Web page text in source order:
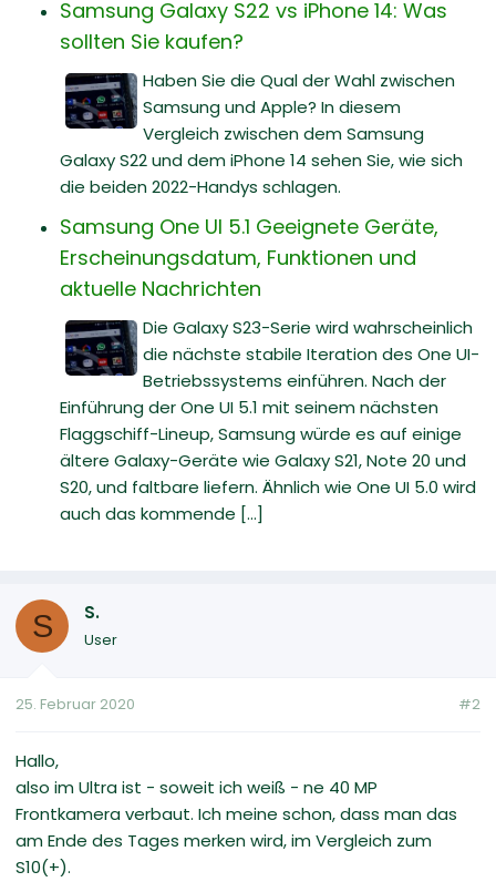
Samsung Galaxy S22 vs iPhone 14: Was
sollten Sie kaufen?
Haben Sie die Qual der Wahl zwischen
Samsung und Apple? In diesem
Vergleich zwischen dem Samsung
Galaxy S22 und dem iPhone 14 sehen Sie, wie sich
die beiden 2022-Handys schlagen.
Samsung One UI 5.1 Geeignete Geräte,
Erscheinungsdatum, Funktionen und
aktuelle Nachrichten
Die Galaxy S23-Serie wird wahrscheinlich
die nächste stabile Iteration des One UI-
Betriebssystems einführen. Nach der
Einführung der One UI 5.1 mit seinem nächsten
Flaggschiff-Lineup, Samsung würde es auf einige
ältere Galaxy-Geräte wie Galaxy S21, Note 20 und
S20, und faltbare liefern. Ähnlich wie One UI 5.0 wird
auch das kommende [...]
S S.
User
25. Februar 2020 #2
Hallo,
also im Ultra ist - soweit ich weiß - ne 40 MP
Frontkamera verbaut. Ich meine schon, dass man das
am Ende des Tages merken wird, im Vergleich zum
S10(+).